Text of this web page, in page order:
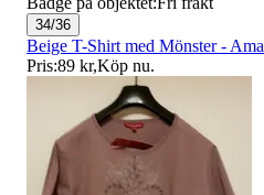
34/36
Beige T-Shirt med Mönster -
Pris:89 kr,Köp nu.